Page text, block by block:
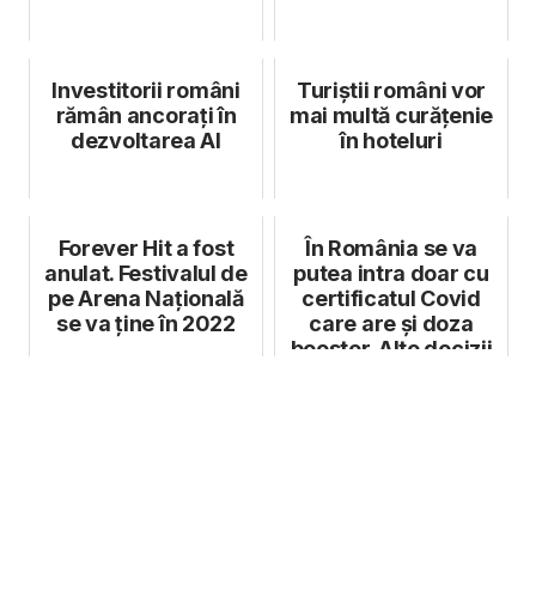
Investitorii români
rămân ancorați în
dezvoltarea AI
Turiștii români vor
mai multă curățenie
în hoteluri
Forever Hit a fost
anulat. Festivalul de
pe Arena Națională
se va ține în 2022
În România se va
putea intra doar cu
certificatul Covid
care are și doza
booster. Alte decizii